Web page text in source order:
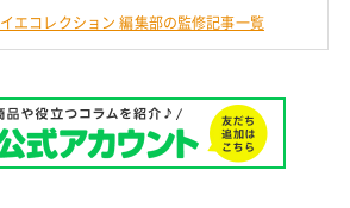
イエコレクション 編集部の監修記事一覧